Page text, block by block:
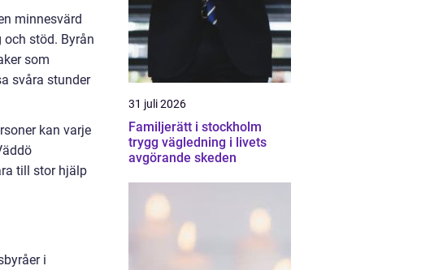
minnesvärd
stöd. Byrån
som
svåra stunder
kan varje
till stor hjälp
i
31 juli 2026
Familjerätt i stockholm
trygg vägledning i livets
avgörande skeden